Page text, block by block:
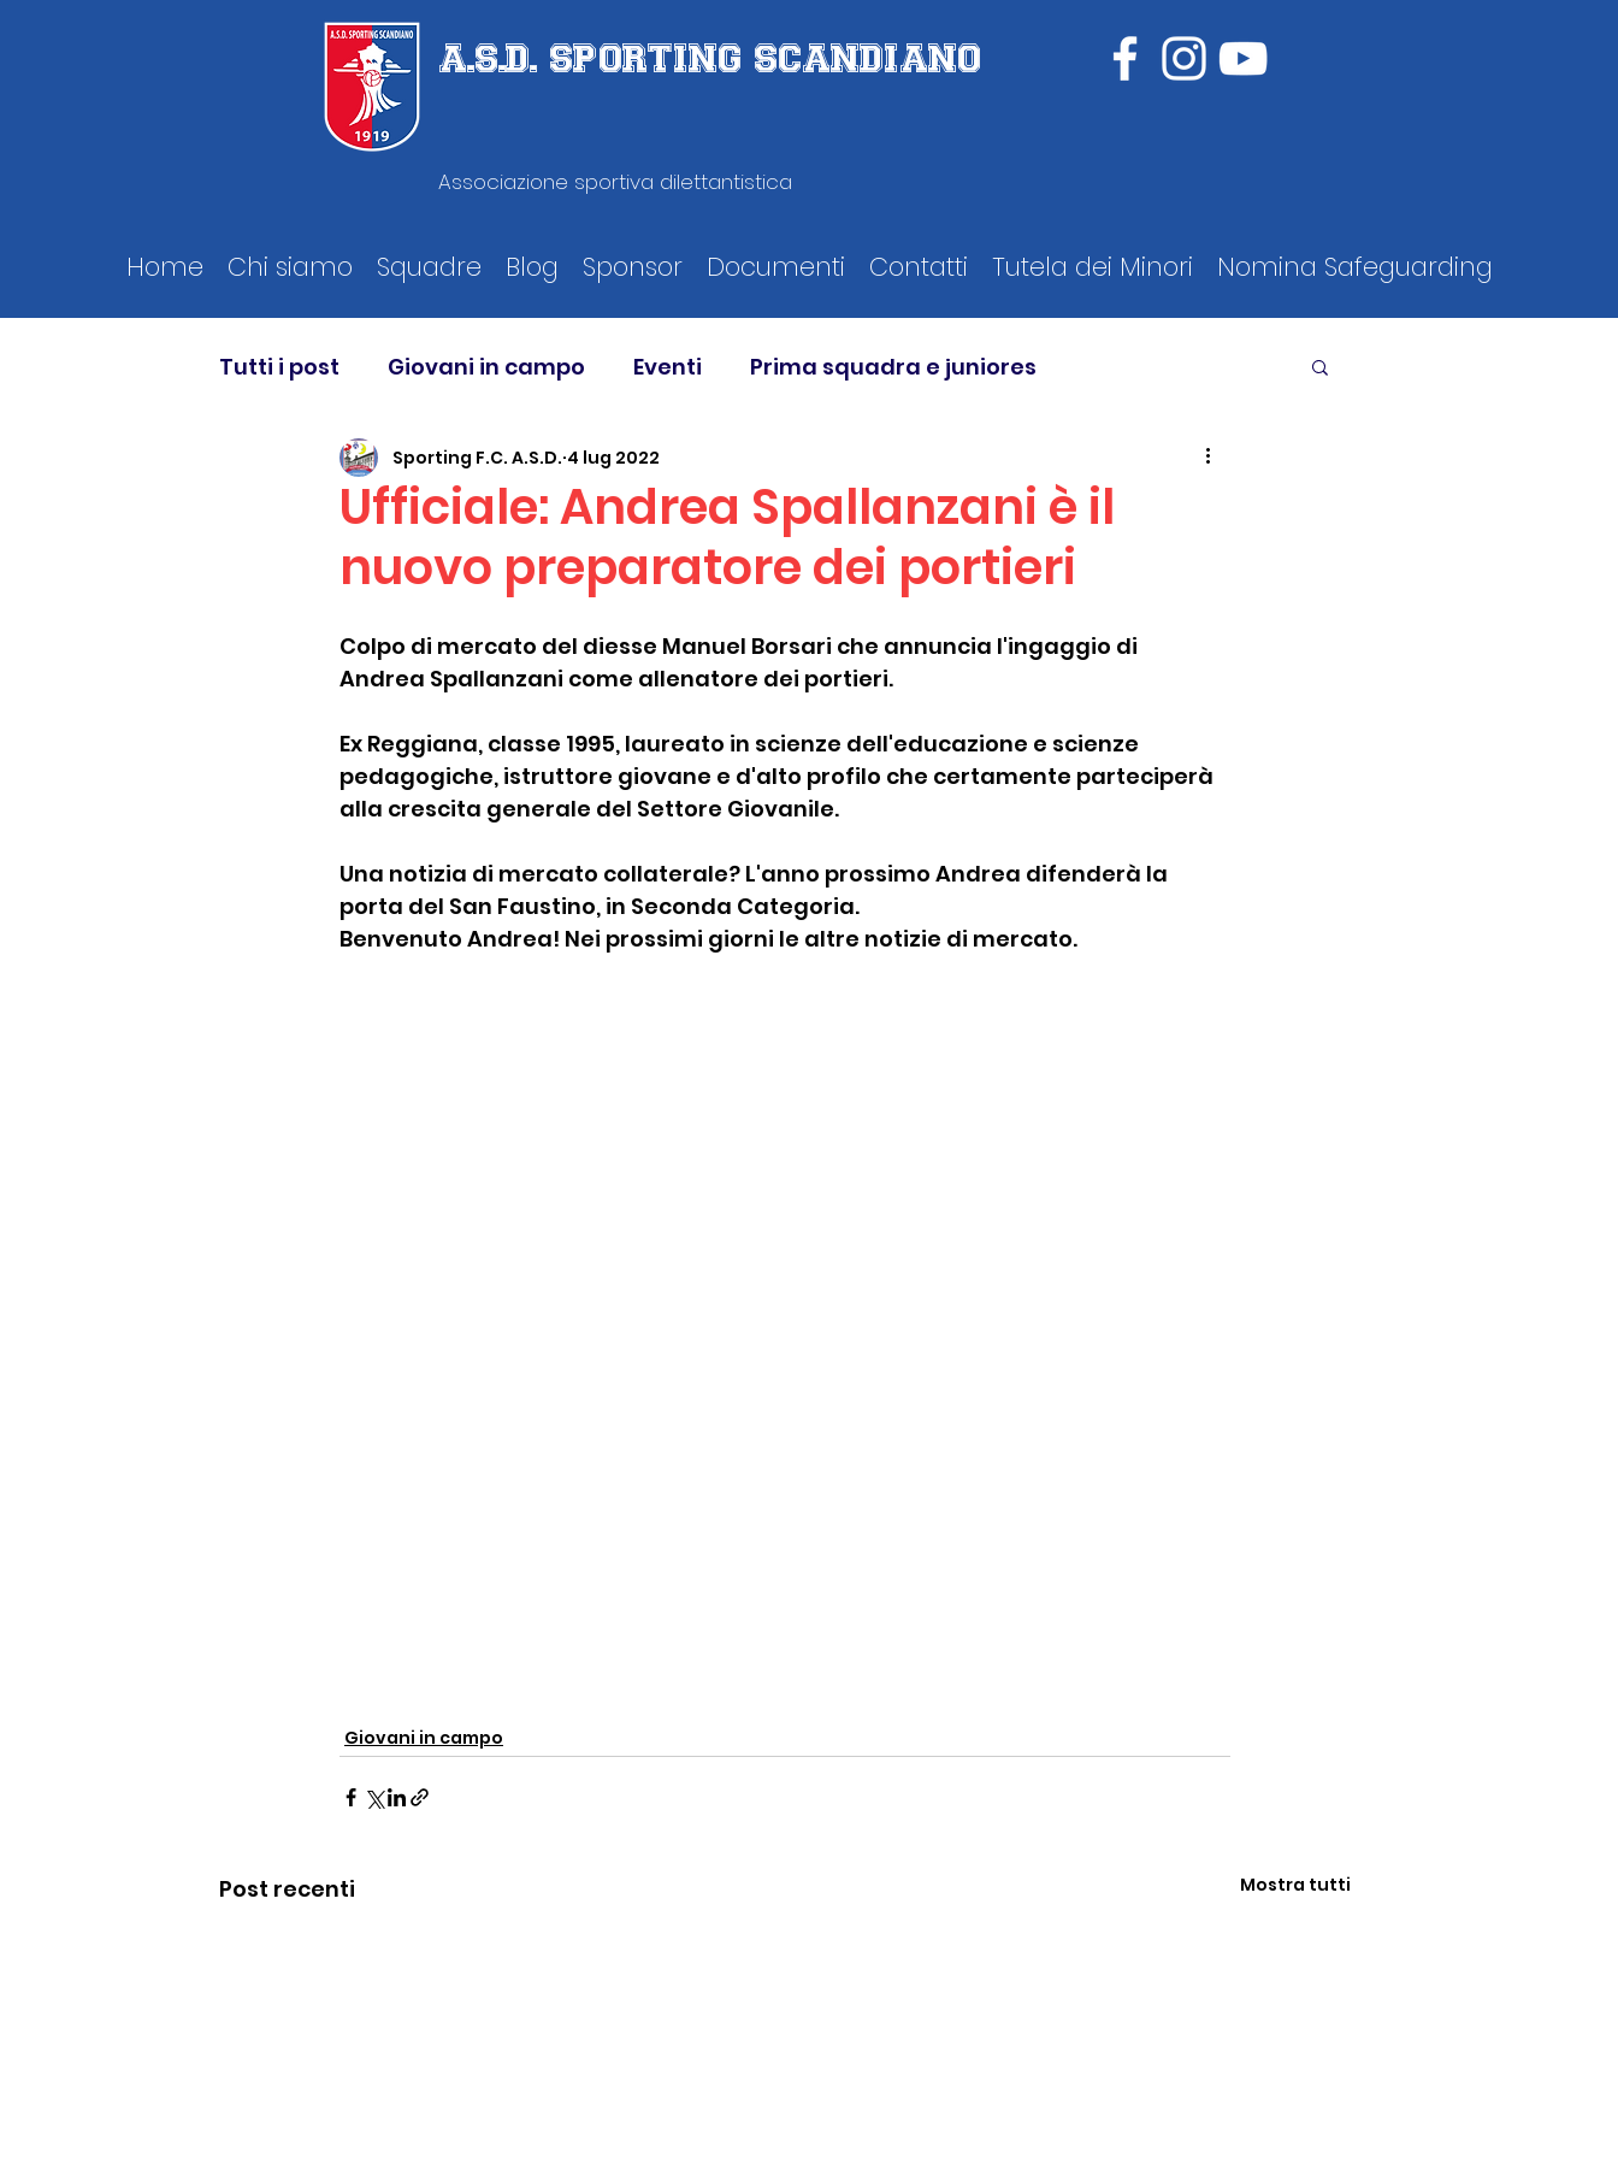
A.S.D. SPORTING SCANDIANO
Associazione sportiva dilettantistica
Home Chi siamo Squadre Blog Sponsor Documenti Contatti Tutela dei Minori Nomina Safeguarding
Tutti i post Giovani in campo Eventi Prima squadra e juniores
Ufficiale: Andrea Spallanzani è il
nuovo preparatore dei portieri
Sporting F.C. A.S.D. 4 lug 2022
Colpo di mercato del diesse Manuel Borsari che annuncia l'ingaggio di
Andrea Spallanzani come allenatore dei portieri.
Ex Reggiana, classe 1995, laureato in scienze dell'educazione e scienze
pedagogiche, istruttore giovane e d'alto profilo che certamente parteciperà
alla crescita generale del Settore Giovanile.
Una notizia di mercato collaterale? L'anno prossimo Andrea difenderà la
porta del San Faustino, in Seconda Categoria.
Benvenuto Andrea! Nei prossimi giorni le altre notizie di mercato.
Giovani in campo
Post recenti Mostra tutti